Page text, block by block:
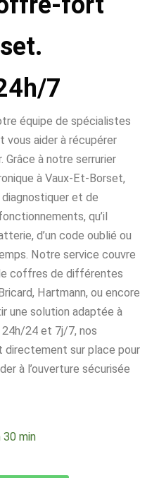
7
équipe de spécialistes
vous aider à récupérer
Grâce à notre serrurier
à Vaux-Et-Borset,
et de
qu’il
d’un code oublié ou
Notre service couvre
coffres de différentes
Hartmann, ou encore
une solution adaptée à
24h/24 et 7j/7, nos
directement sur place pour
à l’ouverture sécurisée
30 min